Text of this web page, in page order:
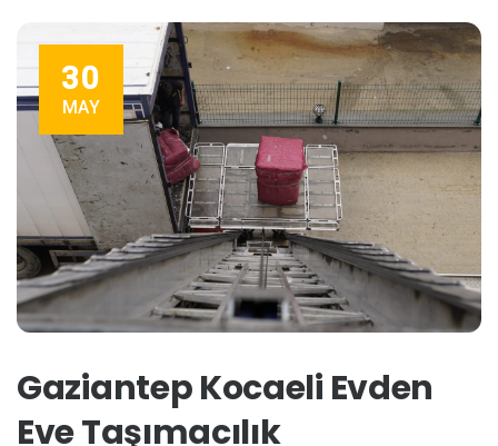
30
MAY
Gaziantep Kocaeli Evden
Eve Taşımacılık